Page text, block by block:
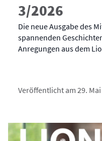
3/2026
Die neue Ausgabe des
spannenden
Anregungen aus dem
Veröffentlicht am 29.